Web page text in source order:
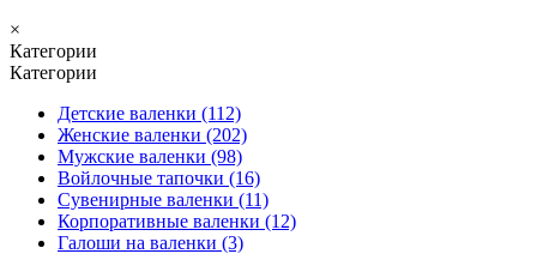
×
Категории
Категории
Детские валенки (112)
Женские валенки (202)
Мужские валенки (98)
Войлочные тапочки (16)
Сувенирные валенки (11)
Корпоративные валенки (12)
Галоши на валенки (3)